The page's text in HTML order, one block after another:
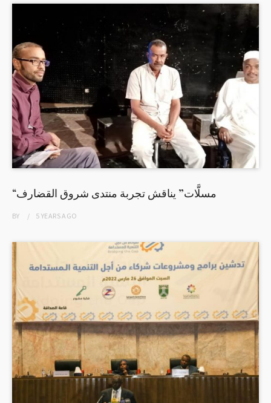
“مسلَّات” يناقش تجربة منتدى شروق القضارف
BY 5 YEARSAGO